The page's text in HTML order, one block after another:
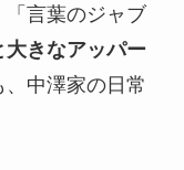
言葉のジャブ
大きなアッパー
中澤家の日常